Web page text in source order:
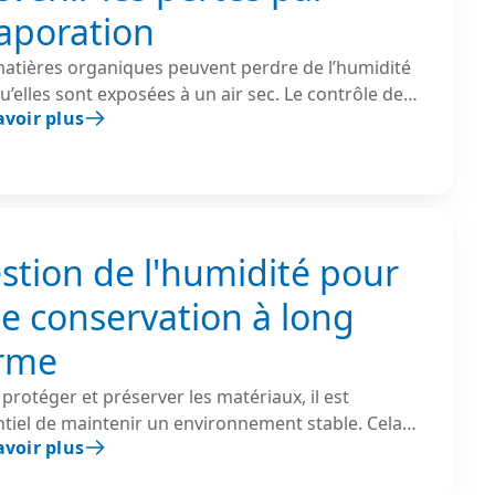
organiques peuvent perdre de l’humidité
sont exposées à un air sec. Le contrôle de
permet de stabiliser l’environnement et de
plus
de l'humidité pour
conservation à long
et préserver les matériaux, il est
de maintenir un environnement stable. Cela
d'éviter les taux d'humidité extrêmes et,
plus